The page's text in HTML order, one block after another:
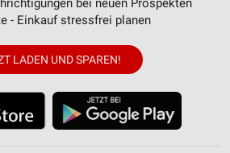
- Einkauf stressfrei planen
LADEN UND SPAREN!